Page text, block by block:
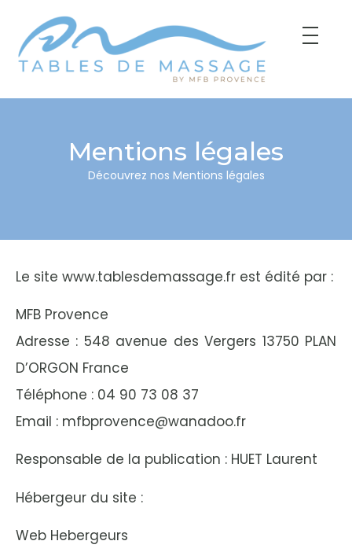
Mentions légales
Découvrez nos Mentions légales
Le site www.tablesdemassage.fr est édité par :
MFB Provence
Adresse : 548 avenue des Vergers 13750 PLAN
D’ORGON France
Téléphone : 04 90 73 08 37
Email : mfbprovence@wanadoo.fr
Responsable de la publication : HUET Laurent
Hébergeur du site :
Web Hebergeurs